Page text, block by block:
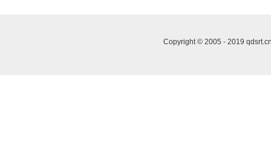
Copyright © 2005 - 2019